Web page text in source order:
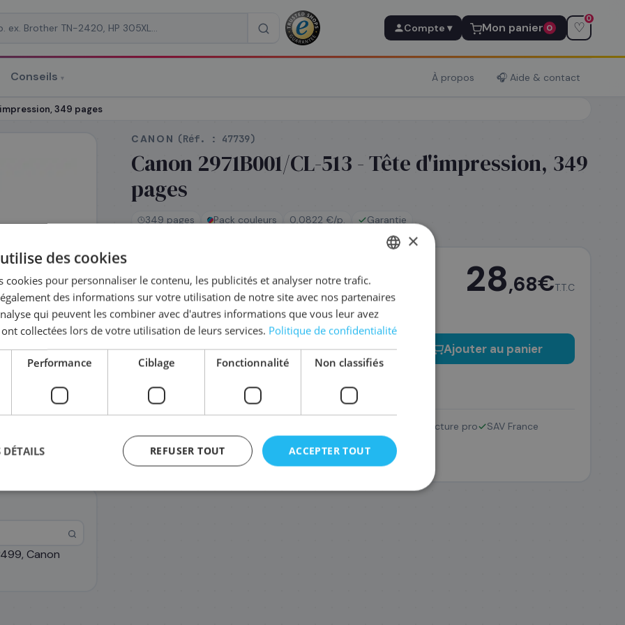
Compte ▾ Mon panier 0 ♡
0
Conseils ▾ À propos 🎧 Aide & contact
349 pages
Canon
CANON (Réf. : 47739)
Canon 2971B001/CL-513 - Tête d'impression, 349
pages
349 pages Pack couleurs 0,0822 €/p. Garantie
Expédié le jour même —
commandez avant 14h
Coût par impression :0,0822€
28,68€T.T.C
− + Ajouter au panier
Complétez la sérieCL-513
40,68 €
Facture pro SAV France
ENGLISH
×
des cookies
cookies pour personnaliser le contenu, les publicités et analyser notre trafic.
des informations sur votre utilisation de notre site avec nos partenaires
qui peuvent les combiner avec d'autres informations que vous leur avez
collectées lors de votre utilisation de leurs services. Politique de confidentialité
Performance Ciblage Fonctionnalité Non classifiés
ACCEPTER TOUT
REFUSER TOUT
DÉTAILS